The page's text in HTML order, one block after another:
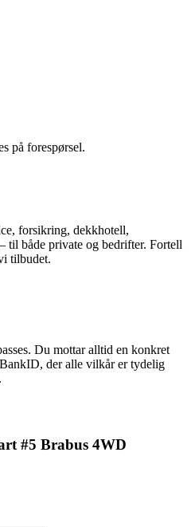
på forespørsel.
forsikring, dekkhotell,
til både private og bedrifter. Fortell
tilbudet.
Du mottar alltid en konkret
der alle vilkår er tydelig
#5 Brabus 4WD